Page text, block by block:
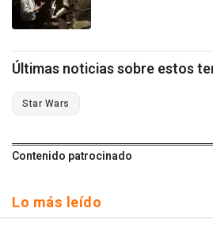
Últimas noticias sobre estos
Star Wars
Contenido patrocinado
Lo más leído